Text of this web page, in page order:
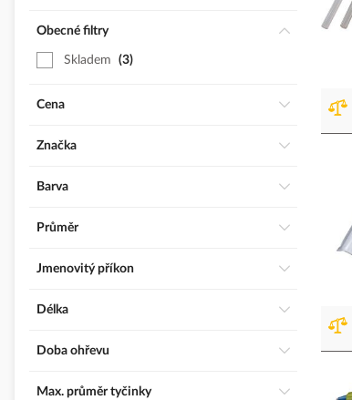
Obecné filtry
Skladem 3
Cena
Značka
Barva
Průměr
Jmenovitý příkon
Délka
Doba ohřevu
Max. průměr tyčinky